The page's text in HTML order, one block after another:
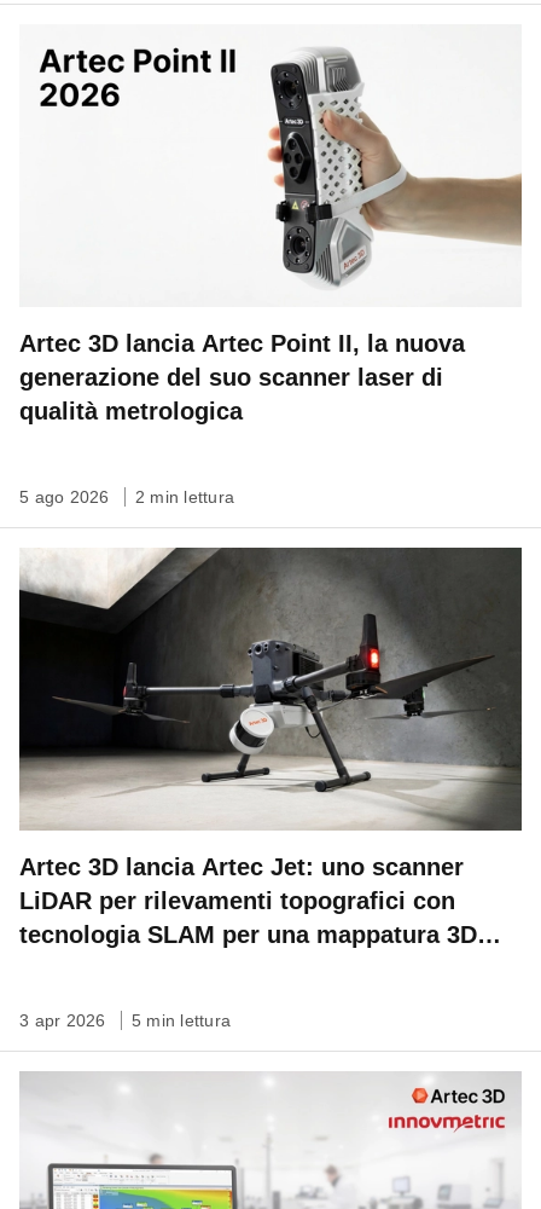
Artec 3D lancia Artec Point II, la nuova
generazione del suo scanner laser di
qualità metrologica
5 ago 2026 2 min lettura
Artec 3D lancia Artec Jet: uno scanner
LiDAR per rilevamenti topografici con
tecnologia SLAM per una mappatura 3D
3 apr 2026 5 min lettura